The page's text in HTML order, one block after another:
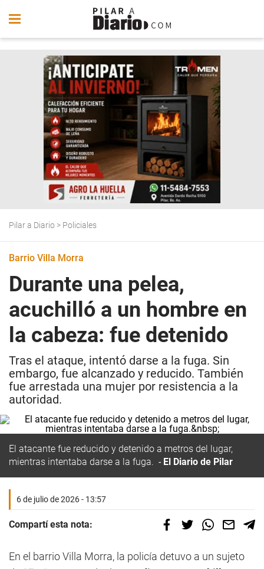
Pilar a Diario > Policiales
Barrio Villa Morra
Durante una pelea,
acuchilló a un hombre en
la cabeza: fue detenido
Tras el ataque, intentó darse a la fuga. Sin
embargo, fue alcanzado y reducido. También
fue arrestada una mujer por resistencia a la
autoridad.
El atacante fue reducido y detenido a metros del lugar,
mientras intentaba darse a la fuga.
El Diario de Pilar
6 de julio de 2026 - 13:57
Compartí esta nota:
En el barrio Villa Morra, la policía detuvo a un sujeto